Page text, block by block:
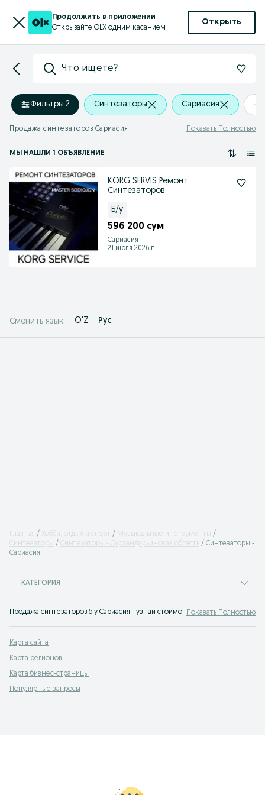
Продолжить в приложении
Открывайте OLX одним касанием
Открыть
Что ищете?
Фильтры·2 Синтезаторы Сариасия
Продажа синтезаторов Сариасия Показать Полностью
МЫ НАШЛИ 1 ОБЪЯВЛЕНИЕ
KORG SERVIS Ремонт
Синтезаторов
Б/у
596 200 сум
Сариасия
21 июля 2026 г.
Сменить язык: O'Z Рус
Главная Хобби, отдых и спорт
Музыкальные инструменты
Синтезаторы
Синтезаторы - Сурхандарьинская область
Синтезаторы -
Сариасия
КАТЕГОРИЯ
Продажа синтезаторов б у Сариасия - узнай стоимость синтезатора на
Показать Полностью
Карта сайта
Карта регионов
Карта бизнес-страницы
Популярные запросы